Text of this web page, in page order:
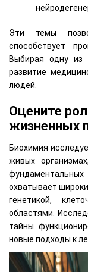
Эти темы
способствует
Выбирая одну
развитие
людей.
Оцените
жизненных
Биохимия
живых
охватывает
генетикой,
областями.
тайны
новые подходы к